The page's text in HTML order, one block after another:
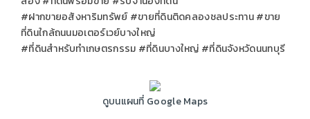
#ฝากขายอสังหาริมทรัพย์ #ขายที่ดินติดคลองชลประทาน #ขาย
ที่ดินใกล้ถนนมอเตอร์เวย์บางใหญ่
#ที่ดินสำหรับทำเกษตรกรรม #ที่ดินบางใหญ่ #ที่ดินจังหวัดนนทบุรี
ดูบนแผนที่ Google Maps